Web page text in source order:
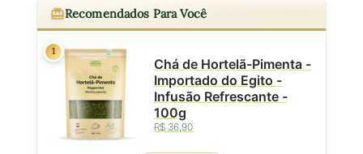
Recomendados Para Você
1
Chá de Hortelã-Pimenta -
Importado do Egito -
Infusão Refrescante -
100g
R$ 36,90